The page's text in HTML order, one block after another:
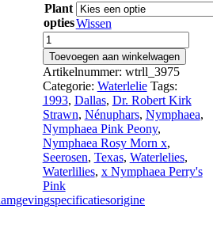
tot
Plant
optiesWissen
Nymphaea
Pink
Peony
aantal
Toevoegen aan winkelwagen
Artikelnummer: wtrll_3975
Categorie: Waterlelie Tags:
1993, Dallas, Dr. Robert Kirk
Strawn, Nénuphars, Nymphaea,
Nymphaea Pink Peony,
Nymphaea Rosy Morn x,
Seerosen, Texas, Waterlelies,
Waterlilies, x Nymphaea Perry's
Pink
specificatiesorigine